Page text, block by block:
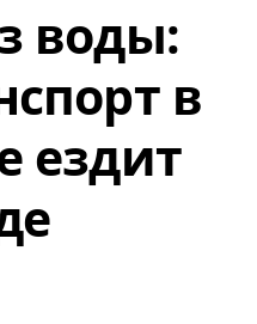
воды:
в
ездит